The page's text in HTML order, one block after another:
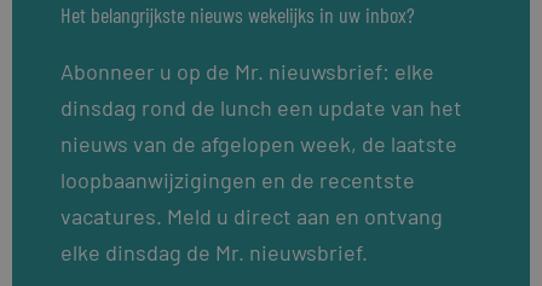
Het belangrijkste nieuws wekelijks in uw inbox?
Abonneer u op de Mr. nieuwsbrief: elke
dinsdag rond de lunch een update van het
nieuws van de afgelopen week, de laatste
loopbaanwijzigingen en de recentste
vacatures. Meld u direct aan en ontvang
elke dinsdag de Mr. nieuwsbrief.